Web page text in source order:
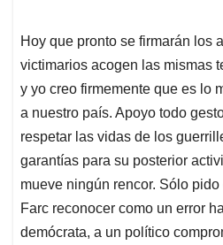
Hoy que pronto se firmarán los
victimarios acogen las mismas
y yo creo firmemente que es lo
a nuestro país. Apoyo todo
respetar las vidas de los
garantías para su posterior
mueve ningún rencor. Sólo
Farc reconocer como un error
demócrata, a un político